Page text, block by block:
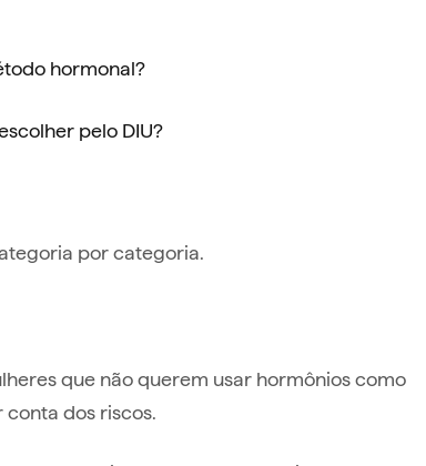
hormonal?
pelo DIU?
por categoria.
que não querem usar hormônios como
dos riscos.